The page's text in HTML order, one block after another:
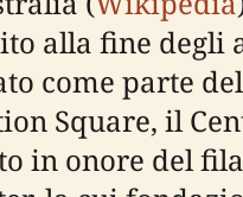
alla fine degli
come parte
Square, il
in onore del